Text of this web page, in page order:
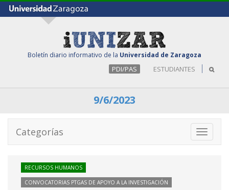
Boletín diario informativo de la Universidad de Zaragoza
PDI/PAS ESTUDIANTES
9/6/2023
Toggle
Categorías
RECURSOS HUMANOS
CONVOCATORIAS PTGAS DE APOYO A LA INVESTIGACIÓN